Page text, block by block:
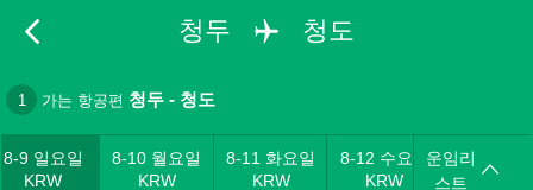
청두 청도
1 가는 항공편 청두 - 청도
8-9 일요일
KRW
8-10 월요일
KRW
8-11 화요일
KRW
8-12 수요일
KRW
운임리
스트